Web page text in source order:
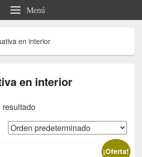
Menú
en interior
en interior
resultado
¡Oferta!